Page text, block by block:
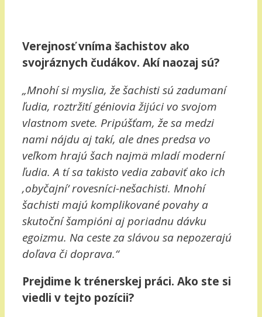
Verejnosť vníma šachistov ako
svojráznych čudákov. Akí naozaj sú?
„Mnohí si myslia, že šachisti sú zadumaní
ľudia, roztržití géniovia žijúci vo svojom
vlastnom svete. Pripúšťam, že sa medzi
nami nájdu aj takí, ale dnes predsa vo
veľkom hrajú šach najmä mladí moderní
ľudia. A tí sa takisto vedia zabaviť ako ich
‚obyčajní‘ rovesníci-nešachisti. Mnohí
šachisti majú komplikované povahy a
skutoční šampióni aj poriadnu dávku
egoizmu. Na ceste za slávou sa nepozerajú
doľava či doprava.“
Prejdime k trénerskej práci. Ako ste si
viedli v tejto pozícii?